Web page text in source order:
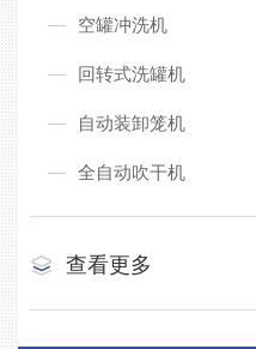
空罐冲洗机
回转式洗罐机
自动装卸笼机
全自动吹干机
查看更多